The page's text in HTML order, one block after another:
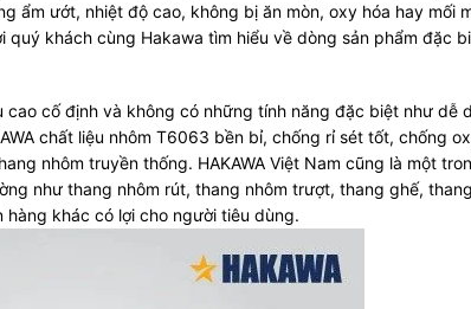
ướt, nhiệt độ cao, không bị ăn mòn, oxy hóa hay mối
khách cùng Hakawa tìm hiểu về dòng sản phẩm đặc
cố định và không có những tính năng đặc biệt như dễ
chất liệu nhôm T6063 bền bỉ, chống rỉ sét tốt, chống
nhôm truyền thống. HAKAWA Việt Nam cũng là một
như thang nhôm rút, thang nhôm trượt, thang ghế,
khác có lợi cho người tiêu dùng.